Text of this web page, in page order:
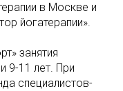
в Москве и
йогатерапии».
занятия
9-11 лет. При
специалистов-